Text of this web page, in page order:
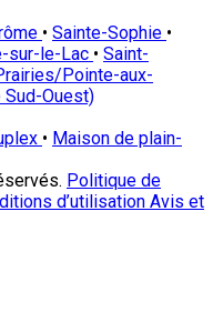
• Sainte-Sophie •
sur-le-Lac • Saint-
Pointe-aux-
Sud-Ouest)
• Maison de plain-
Politique de
d’utilisation Avis et